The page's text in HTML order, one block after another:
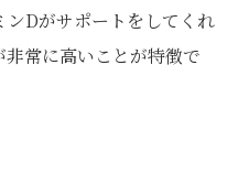
ンDがサポートをしてくれ
常に高いことが特徴で